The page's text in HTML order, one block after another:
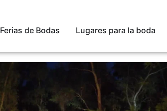
Ferias de Bodas Lugares para la boda